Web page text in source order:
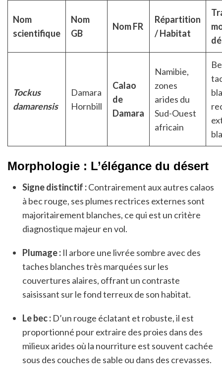
Nom
scientifique
Nom
GB
Nom FR
Répartition
/ Habitat
Tockus
damarensis
Damara
Hornbill
Calao
de
Damara
Namibie,
zones
arides du
Sud-Ouest
africain
Morphologie : L’élégance du désert
Signe distinctif :Contrairement aux autres calaos
à bec rouge, ses plumes rectrices externes sont
majoritairement blanches, ce qui est un critère
diagnostique majeur en vol.
Plumage : Il arbore une livrée sombre avec des
taches blanches très marquées sur les
couvertures alaires, offrant un contraste
saisissant sur le fond terreux de son habitat.
Le bec : D’un rouge éclatant et robuste, il est
proportionné pour extraire des proies dans des
milieux arides où la nourriture est souvent cachée
sous des couches de sable ou dans des crevasses.